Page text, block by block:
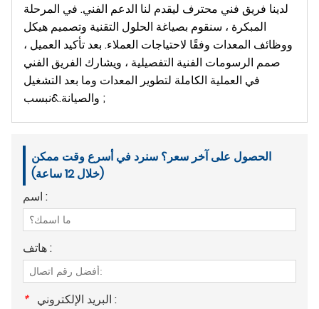
لدينا فريق فني محترف ليقدم لنا الدعم الفني. في المرحلة
المبكرة ، سنقوم بصياغة الحلول التقنية وتصميم هيكل
ووظائف المعدات وفقًا لاحتياجات العملاء. بعد تأكيد العميل ،
صمم الرسومات الفنية التفصيلية ، ويشارك الفريق الفني
في العملية الكاملة لتطوير المعدات وما بعد التشغيل
والصيانة.&نبسب ;
الحصول على آخر سعر؟ سنرد في أسرع وقت ممكن
(خلال 12 ساعة)
اسم :
هاتف :
* البريد الإلكتروني :